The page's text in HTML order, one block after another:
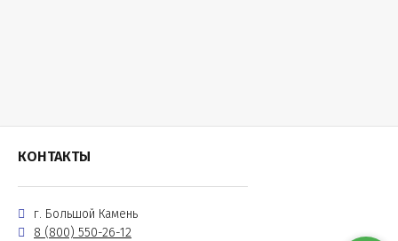
КОНТАКТЫ
г. Большой Камень
8 (800) 550-26-12